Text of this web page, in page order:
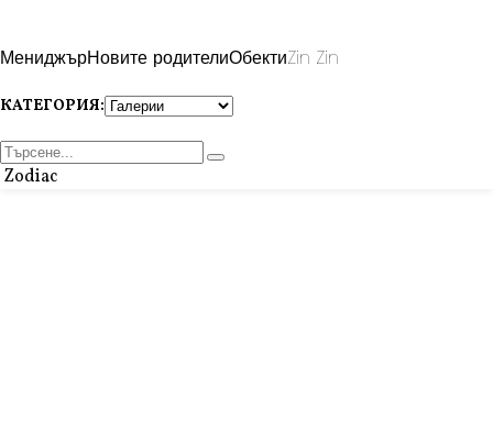
МениджърНовите родителиОбектиZin Zin
КАТЕГОРИЯ:
Zodiac